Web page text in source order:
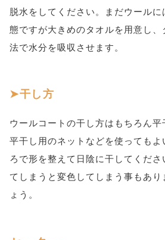
脱水をしてください。まだウール
態ですが大きめのタオルを用意し
法で水分を吸収させます。
干し方
ウールコートの干し方はもちろん
平干し用のネットなどを使ってもよ
ろで形を整えて日陰に干してくだ
てしまうと変色してしまう事もあ
ょう。